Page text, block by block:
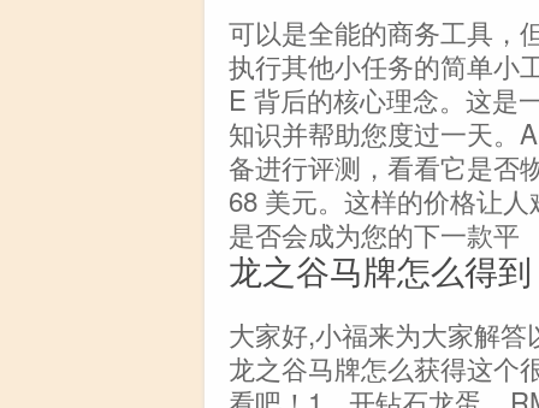
可以是全能的商务工具，
执行其他小任务的简单小
E 背后的核心理念。这是
知识并帮助您度过一天。
备进行评测，看看它是否
68 美元。这样的价格让
是否会成为您的下一款平
龙之谷马牌怎么得
大家好,小福来为大家解
龙之谷马牌怎么获得这个